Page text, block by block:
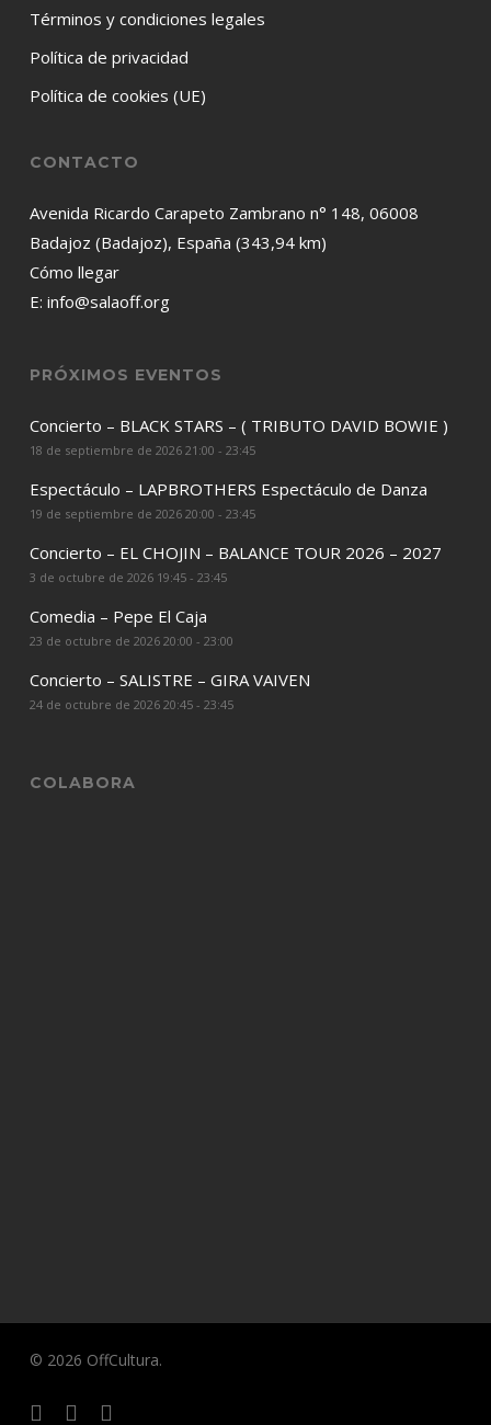
Términos y condiciones legales
Política de privacidad
Política de cookies (UE)
CONTACTO
Avenida Ricardo Carapeto Zambrano n° 148, 06008
Badajoz (Badajoz), España (343,94 km)
Cómo llegar
E: info@salaoff.org
PRÓXIMOS EVENTOS
Concierto – BLACK STARS – ( TRIBUTO DAVID BOWIE )
18 de septiembre de 2026 21:00 - 23:45
Espectáculo – LAPBROTHERS Espectáculo de Danza
19 de septiembre de 2026 20:00 - 23:45
Concierto – EL CHOJIN – BALANCE TOUR 2026 – 2027
3 de octubre de 2026 19:45 - 23:45
Comedia – Pepe El Caja
23 de octubre de 2026 20:00 - 23:00
Concierto – SALISTRE – GIRA VAIVEN
24 de octubre de 2026 20:45 - 23:45
COLABORA
© 2026 OffCultura.
twitterfacebookinstagram